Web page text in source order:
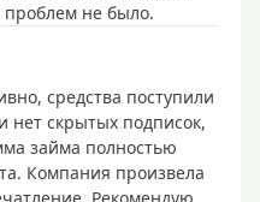
не было.
средства поступили
скрытых подписок,
займа полностью
Компания произвела